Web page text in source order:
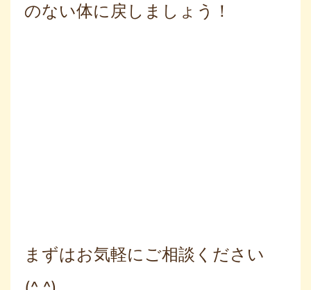
のない体に戻しましょう！
まずはお気軽にご相談ください